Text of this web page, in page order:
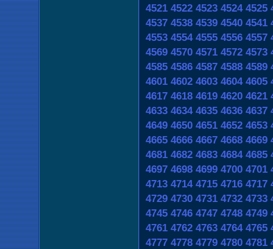
4521 4522 4523 4524 4525
4537 4538 4539 4540 4541
4553 4554 4555 4556 4557
4569 4570 4571 4572 4573
4585 4586 4587 4588 4589
4601 4602 4603 4604 4605
4617 4618 4619 4620 4621
4633 4634 4635 4636 4637
4649 4650 4651 4652 4653
4665 4666 4667 4668 4669
4681 4682 4683 4684 4685
4697 4698 4699 4700 4701
4713 4714 4715 4716 4717
4729 4730 4731 4732 4733
4745 4746 4747 4748 4749
4761 4762 4763 4764 4765
4777 4778 4779 4780 4781